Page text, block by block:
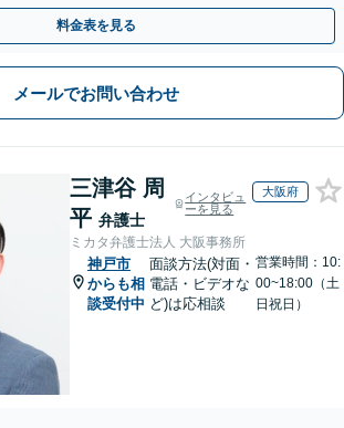
オンもお気軽に【北新地駅1分】
料金表を見る
メールでお問い合わせ
三津谷 周
平 弁護士
インタビュ
ーを見る
大阪府
ミカタ弁護士法人 大阪事務所
神戸市
からも相
談受付中
面談方法(対面・
電話・ビデオな
ど)は応相談
営業時間：10:
00~18:00（土
日祝日）